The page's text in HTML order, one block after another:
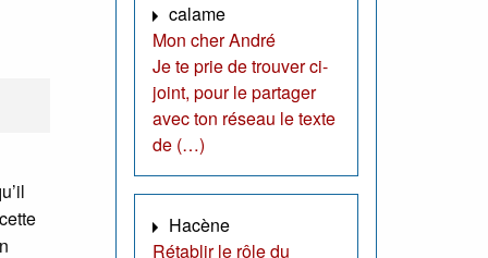
calame
Mon cher André
Je te prie de trouver ci-
joint, pour le partager
avec ton réseau le texte
de (…)
Hacène
Rétablir le rôle du